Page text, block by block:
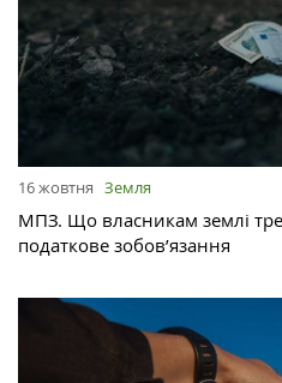
16 жовтня Земля
МПЗ. Що власникам землі
податкове зобов’язання